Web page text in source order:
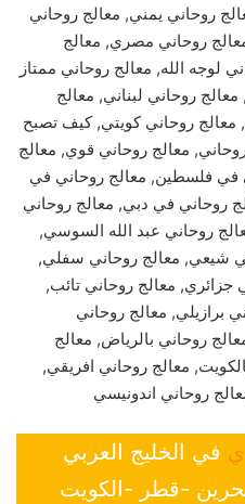
روحاني يمني, معالج روحاني
روحاني مصري, معالج
لوجه الله, معالج روحاني ممتاز
روحاني لبناني, معالج
معالج روحاني كويتي, كيف تصبح
معالج روحاني قوي, معالج
في فلسطين, معالج روحاني في
روحاني في دبي, معالج روحاني
روحاني عبد الله السوسي,
شيعي, معالج روحاني سفلي,
جزائري, معالج روحاني تائب,
برازيلي, معالج روحاني
روحاني بالرياض, معالج
معالج روحاني افريقي,
روحاني اندونيسي
في الخليج العربي
-قطر -الكويت